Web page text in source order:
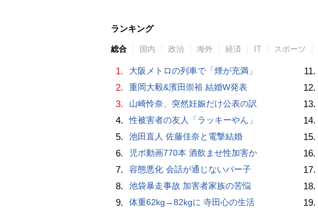
ランキング
総合 国内 政治 海外 経済 IT スポーツ
1. 大阪メトロの列車で「煙が充満」
2. 重岡大毅&濱田崇裕 結婚W発表
3. 山崎怜奈、突然妊娠だけ公表の訳
4. 性被害者の友人「ラッキーやん」
5. 池田直人 佐藤佳奈と電撃結婚
6. 児ポ動画770本 酒飲ませ性加害か
7. 容態悪化 会話が通じないパー子
8. 池袋暴走事故 加害者家族の苦悩
9. 体重62kg→82kgに 寺田心の生活
11.
12.
13.
14.
15.
16.
17.
18.
19.